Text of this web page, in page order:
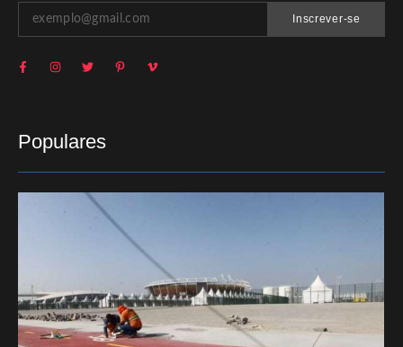
Inscrever-se
Populares